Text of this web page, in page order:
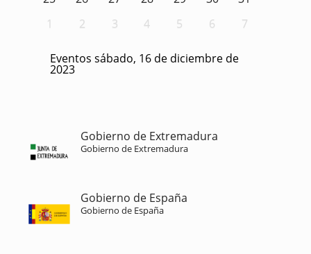
1
2 3 4 5 6 7
Eventos sábado, 16 de diciembre de
2023
Gobierno de Extremadura
Gobierno de Extremadura
Gobierno de España
Gobierno de España